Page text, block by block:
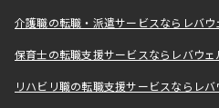
介護職の転職・派遣サービスならレバウ
保育士の転職支援サービスならレバウェ
リハビリ職の転職支援サービスならレバ